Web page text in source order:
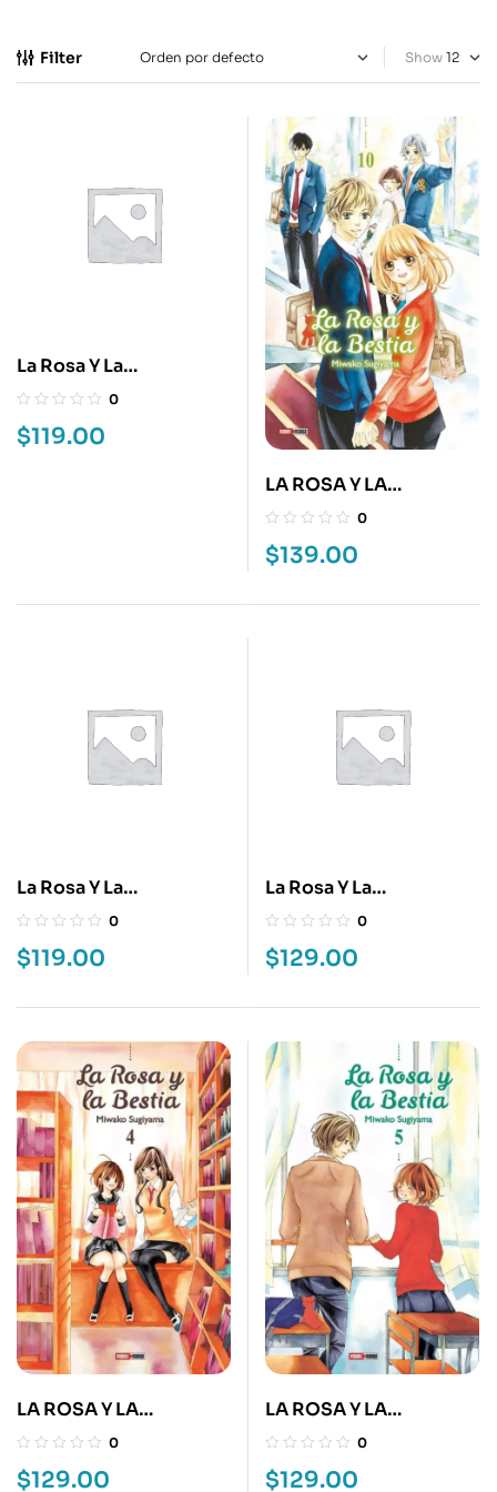
Filter Show
La Rosa Y La
Bestia:Hana Ni
0
$119.00
LA ROSA Y LA
BESTIA:HANA NI
0
$139.00
La Rosa Y La
Bestia:Hana Ni
0
$119.00
La Rosa Y La
Bestia:Hana Ni
0
$129.00
LA ROSA Y LA
BESTIA:HANA NI
0
$129.00
LA ROSA Y LA
BESTIA:HANA NI
0
$129.00